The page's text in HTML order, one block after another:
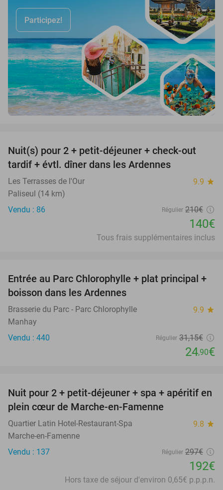
Participez!
33%
Nuit(s) pour 2 + petit-déjeuner + check-out
tardif + évtl. dîner dans les Ardennes
Les Terrasses de l'Our 9.9 star
Paliseul (14 km)
Vendu : 86
Régulier 210€
140€
Tous frais supplémentaires inclus
20%
Entrée au Parc Chlorophylle + plat principal +
boisson dans les Ardennes
Brasserie du Parc - Parc Chlorophylle 9.9 star
Manhay
Vendu : 440
Régulier 31,15€
24,90€
35%
Nuit pour 2 + petit-déjeuner + spa + apéritif en
plein cœur de Marche-en-Famenne
Quartier Latin Hotel-Restaurant-Spa 9.8 star
Marche-en-Famenne
Vendu : 137
Régulier 297€
192€
Hors taxe de séjour d'environ 0,65€ p.p.p.n.